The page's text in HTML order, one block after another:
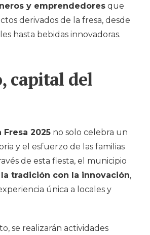
y emprendedores que
derivados de la fresa, desde
hasta bebidas innovadoras.
capital del
2025 no solo celebra un
y el esfuerzo de las familias
de esta fiesta, el municipio
tradición con la innovación,
única a locales y
se realizarán actividades